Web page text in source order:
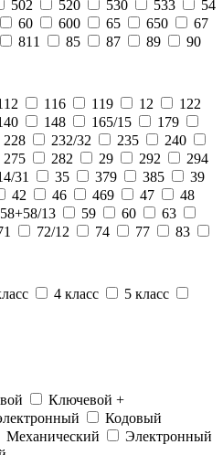
502 520 530 533
54
60 600 65 650
67
811 85 87 89
90
116 119 12
122
148 165/15
179
228 232/32 235
240
275 282 29 292
294
31 35 379 385
39
42 46 469 47
48
58+58/13 59 60
63
72/12 74 77
83
4 класс
5 класс
Ключевой +
Кодовый
Механический
Электронный